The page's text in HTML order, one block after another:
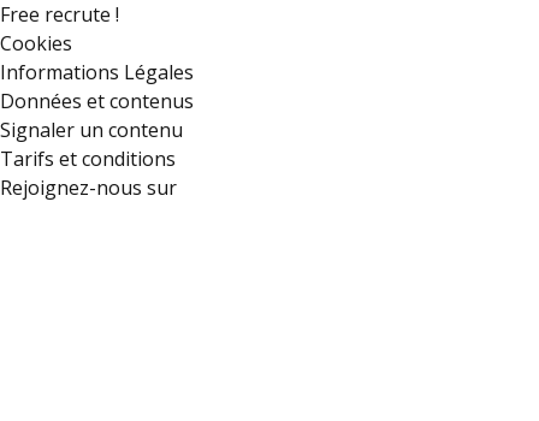
Free recrute !
Cookies
Informations Légales
Données et contenus
Signaler un contenu
Tarifs et conditions
Rejoignez-nous sur